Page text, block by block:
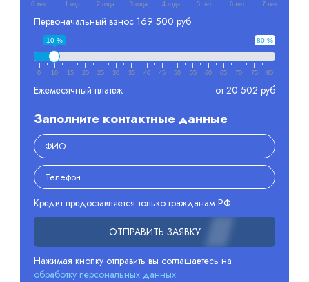
6 мес 1 год 2 года 3 года 4 года 5 лет 6 лет 7 лет
Первоначальный взнос 169 500 руб
80 %
10 %
0 10 15 20 25 30 35 40 45 50 55 60 65 70 75 80
Ежемесячный платеж от 20 502 руб
Заполните контактные данные
Кредит предоставляется только гражданам РФ
ОТПРАВИТЬ ЗАЯВКУ
Нажимая кнопку отправить вы соглашаетесь на
обработку персональных данных